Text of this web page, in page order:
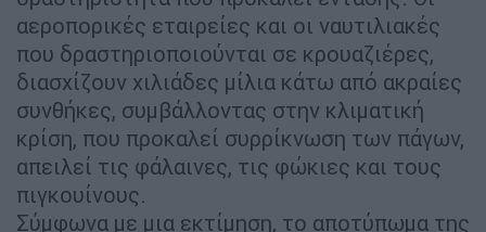
αεροπορικές εταιρείες και οι ναυτιλιακές
που δραστηριοποιούνται σε κρουαζιέρες,
διασχίζουν χιλιάδες μίλια κάτω από ακραίες
συνθήκες, συμβάλλοντας στην κλιματική
κρίση, που προκαλεί συρρίκνωση των πάγων,
απειλεί τις φάλαινες, τις φώκιες και τους
πιγκουίνους.
Σύμφωνα με μια εκτίμηση, το αποτύπωμα της